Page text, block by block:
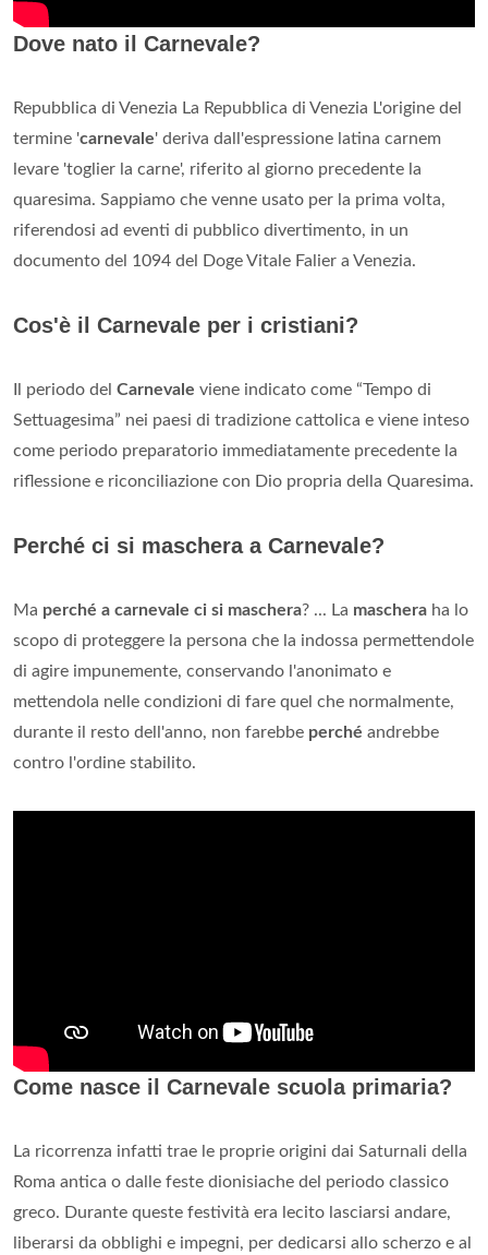
Dove nato il Carnevale?
Repubblica di Venezia La Repubblica di Venezia L'origine del
termine 'carnevale' deriva dall'espressione latina carnem
levare 'toglier la carne', riferito al giorno precedente la
quaresima. Sappiamo che venne usato per la prima volta,
riferendosi ad eventi di pubblico divertimento, in un
documento del 1094 del Doge Vitale Falier a Venezia.
Cos'è il Carnevale per i cristiani?
Il periodo del Carnevale viene indicato come “Tempo di
Settuagesima” nei paesi di tradizione cattolica e viene inteso
come periodo preparatorio immediatamente precedente la
riflessione e riconciliazione con Dio propria della Quaresima.
Perché ci si maschera a Carnevale?
Ma perché a carnevale ci si maschera? ... La maschera ha lo
scopo di proteggere la persona che la indossa permettendole
di agire impunemente, conservando l'anonimato e
mettendola nelle condizioni di fare quel che normalmente,
durante il resto dell'anno, non farebbe perché andrebbe
contro l'ordine stabilito.
Come nasce il Carnevale scuola primaria?
La ricorrenza infatti trae le proprie origini dai Saturnali della
Roma antica o dalle feste dionisiache del periodo classico
greco. Durante queste festività era lecito lasciarsi andare,
liberarsi da obblighi e impegni, per dedicarsi allo scherzo e al